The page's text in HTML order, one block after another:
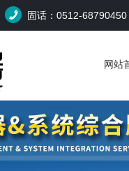
固话：0512-68790450
网站